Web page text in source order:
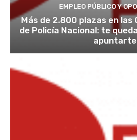
EMPLEO PÚBLICO Y
Más de 2.800 plazas en las
de Policía Nacional: te
apuntarte